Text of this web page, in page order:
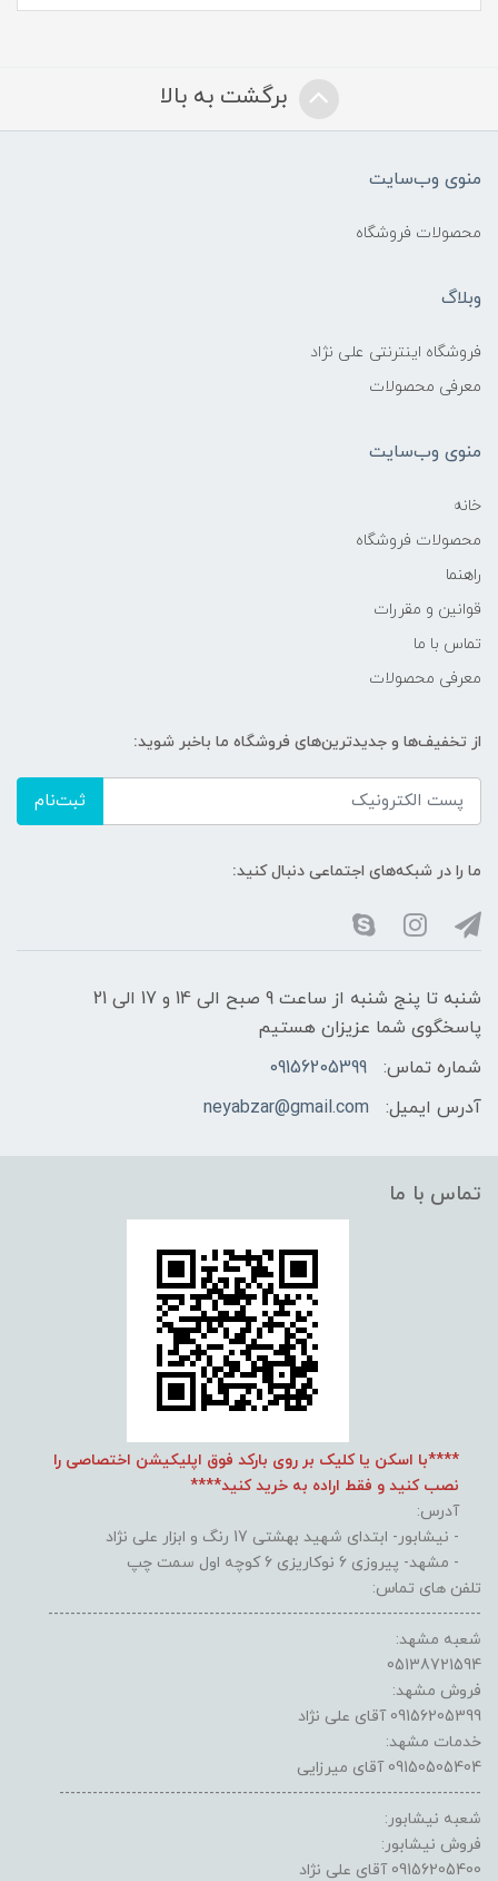
برگشت به بالا
منوی وب‌سایت
محصولات فروشگاه
وبلاگ
فروشگاه اینترنتی علی نژاد
معرفی محصولات
منوی وب‌سایت
خانه
محصولات فروشگاه
راهنما
قوانین و مقررات
تماس با ما
معرفی محصولات
از تخفیف‌ها و جدیدترین‌های فروشگاه ما باخبر شوید:
ثبت‌نام
ما را در شبکه‌های اجتماعی دنبال کنید:
شنبه تا پنج شنبه از ساعت 9 صبح الی 14 و 17 الی 21
پاسخگوی شما عزیزان هستیم
شماره تماس:
09156205399
آدرس ایمیل:
neyabzar@gmail.com
تماس با ما
****با اسکن یا کلیک بر روی بارکد فوق اپلیکیشن اختصاصی را
نصب کنید و فقط اراده به خرید کنید****
آدرس:
- نیشابور- ابتدای شهید بهشتی 17 رنگ و ابزار علی نژاد
- مشهد- پیروزی 6 نوکاریزی 6 کوچه اول سمت چپ
تلفن های تماس:
------------------------------------------------------------------------------
شعبه مشهد:
05138721594
فروش مشهد:
09156205399 آقای علی نژاد
خدمات مشهد:
09150505404 آقای میرزایی
----------------------------------------------------------------------------
شعبه نیشابور:
فروش نیشابور:
09156205400 آقای علی نژاد